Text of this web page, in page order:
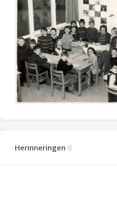
Herinneringen 0